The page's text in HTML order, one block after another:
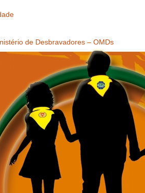
de Desbravadores – OMDs